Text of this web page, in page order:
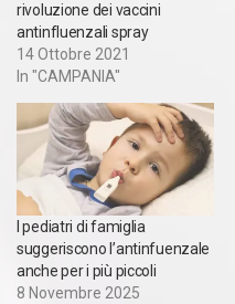
rivoluzione dei vaccini
antinfluenzali spray
14 Ottobre 2021
In "CAMPANIA"
I pediatri di famiglia
suggeriscono l’antinfuenzale
anche per i più piccoli
8 Novembre 2025